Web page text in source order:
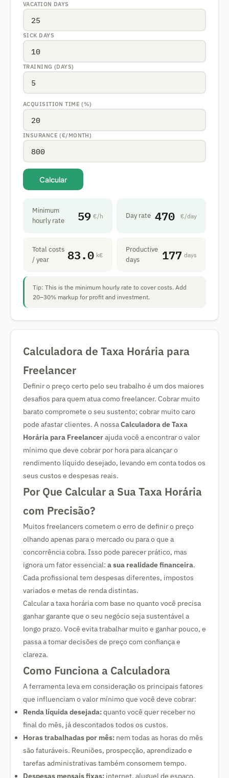
VACATION DAYS
SICK DAYS
TRAINING (DAYS)
ACQUISITION TIME (%)
INSURANCE (€/MONTH)
Calcular
Minimum
hourly rate
59 €/h Day rate 470 €/day
Total costs
/ year
83.0 k€
Productive
days
177 days
Tip: This is the minimum hourly rate to cover costs. Add
20–30% markup for profit and investment.
Calculadora de Taxa Horária para
Freelancer
Definir o preço certo pelo seu trabalho é um dos maiores
desafios para quem atua como freelancer. Cobrar muito
barato compromete o seu sustento; cobrar muito caro
pode afastar clientes. A nossaCalculadora de Taxa
Horária para Freelancerajuda você a encontrar o valor
mínimo que deve cobrar por hora para alcançar o
rendimento líquido desejado, levando em conta todos os
seus custos e despesas reais.
Por Que Calcular a Sua Taxa Horária
com Precisão?
Muitos freelancers cometem o erro de definir o preço
olhando apenas para o mercado ou para o que a
concorrência cobra. Isso pode parecer prático, mas
ignora um fator essencial: a sua realidade financeira.
Cada profissional tem despesas diferentes, impostos
variados e metas de renda distintas.
Calcular a taxa horária com base no quanto você precisa
ganhar garante que o seu negócio seja sustentável a
longo prazo. Você evita trabalhar muito e ganhar pouco, e
passa a tomar decisões de preço com confiança e
clareza.
Como Funciona a Calculadora
A ferramenta leva em consideração os principais fatores
que influenciam o valor mínimo que você deve cobrar:
Renda líquida desejada:quanto você quer receber no
final do mês, já descontados todos os custos.
Horas trabalhadas por mês: nem todas as horas do mês
são faturáveis. Reuniões, prospecção, aprendizado e
tarefas administrativas também consomem tempo.
Despesas mensais fixas: internet, aluguel de espaço,